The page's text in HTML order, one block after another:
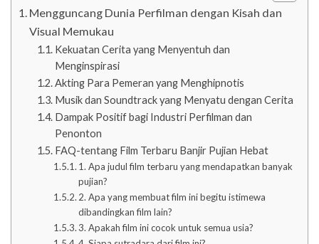
Mengguncang Dunia Perfilman dengan Kisah dan
Visual Memukau
Kekuatan Cerita yang Menyentuh dan
Menginspirasi
Akting Para Pemeran yang Menghipnotis
Musik dan Soundtrack yang Menyatu dengan Cerita
Dampak Positif bagi Industri Perfilman dan
Penonton
FAQ-tentang Film Terbaru Banjir Pujian Hebat
1. Apa judul film terbaru yang mendapatkan banyak
pujian?
2. Apa yang membuat film ini begitu istimewa
dibandingkan film lain?
3. Apakah film ini cocok untuk semua usia?